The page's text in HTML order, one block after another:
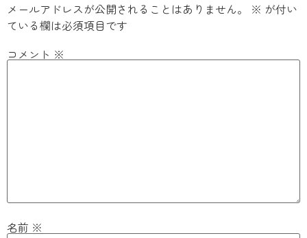
メールアドレスが公開されることはありません。 ※ が付い
ている欄は必須項目です
コメント ※
名前 ※